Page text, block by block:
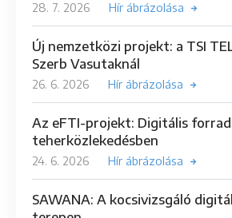
28. 7. 2026 Hír ábrázolása
Új nemzetközi projekt: a TSI
Szerb Vasutaknál
26. 6. 2026 Hír ábrázolása
Az eFTI-projekt: Digitális
teherközlekedésben
24. 6. 2026 Hír ábrázolása
SAWANA: A kocsivizsgáló